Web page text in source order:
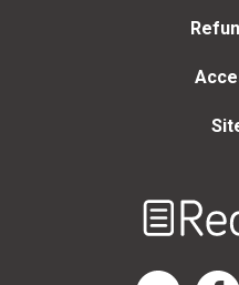
RedShelf